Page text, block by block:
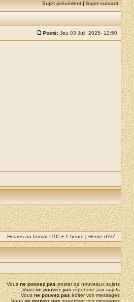
Sujet précédent| Sujet suivant
Posté: Jeu 03 Juil, 2025- 12:50
Heures au format UTC + 1 heure [ Heure d’été ]
Vousne pouvez pasposter de nouveaux sujets
Vousne pouvez pasrépondre aux sujets
Vousne pouvez paséditer vos messages
Vousne pouvez passupprimer vos messages